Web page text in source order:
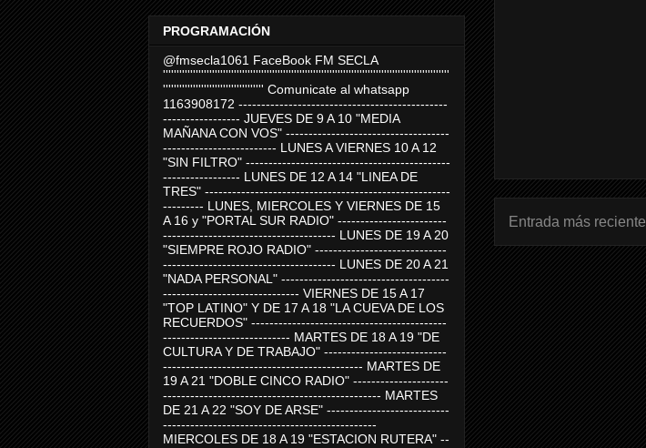
Entrada más reciente
PROGRAMACIÓN
@fmsecla1061 FaceBook FM SECLA
'''''''''''''''''''''''''''''''''''''''''''''''''''''''''''''''''''''''''''''''''''''''''''''''''''''''''
''''''''''''''''''''''''''''''''''''' Comunicate al whatsapp
1163908172 ----------------------------------------------
----------------- JUEVES DE 9 A 10 "MEDIA
MAÑANA CON VOS" ------------------------------------
------------------------- LUNES A VIERNES 10 A 12
"SIN FILTRO" ---------------------------------------------
----------------- LUNES DE 12 A 14 "LINEA DE
TRES" ------------------------------------------------------
--------- LUNES, MIERCOLES Y VIERNES DE 15
A 16 y "PORTAL SUR RADIO" ------------------------
-------------------------------------- LUNES DE 19 A 20
"SIEMPRE ROJO RADIO" -----------------------------
-------------------------------------- LUNES DE 20 A 21
"NADA PERSONAL" -------------------------------------
------------------------------ VIERNES DE 15 A 17
"TOP LATINO" Y DE 17 A 18 "LA CUEVA DE LOS
RECUERDOS" -------------------------------------------
---------------------------- MARTES DE 18 A 19 "DE
CULTURA Y DE TRABAJO" ---------------------------
-------------------------------------------- MARTES DE
19 A 21 "DOBLE CINCO RADIO" ---------------------
------------------------------------------------ MARTES
DE 21 A 22 "SOY DE ARSE" ---------------------------
-----------------------------------------------
MIERCOLES DE 18 A 19 "ESTACION RUTERA" --